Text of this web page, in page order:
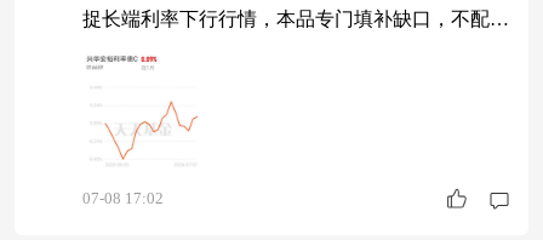
捉长端利率下行行情，本品专门填补缺口，不配置
高波动资产。投研持续复盘长短债轮动规律，宽松
周期久期优势明显，供需失衡震荡时分层持仓平滑
整体起伏。
07-08 17:02